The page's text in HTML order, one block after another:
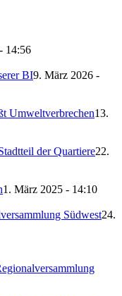
14:56
BI9. März 2026 -
Umweltverbrechen13.
der Quartiere22.
1. März 2025 - 14:10
Südwest24.